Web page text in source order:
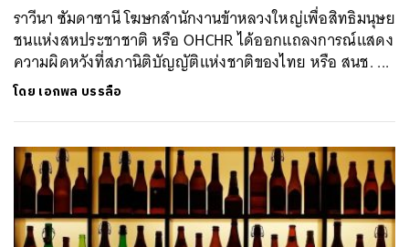
ราวีนา ซัมดาซานี โฆษกสำนักงานข้าหลวงใหญ่เพื่อสิทธิมนุษย
ชนแห่งสหประชาชาติ หรือ OHCHR ได้ออกแถลงการณ์แสดง
ความผิดหวังที่สภานิติบัญญัติแห่งชาติของไทย หรือ สนช. ...
โดย เอกพล บรรลือ